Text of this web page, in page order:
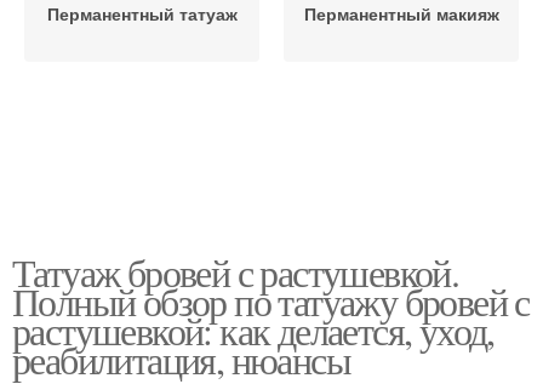
Перманентный татуаж Перманентный макияж
Татуаж бровей с растушевкой.
Полный обзор по татуажу бровей с
растушевкой: как делается, уход,
реабилитация, нюансы